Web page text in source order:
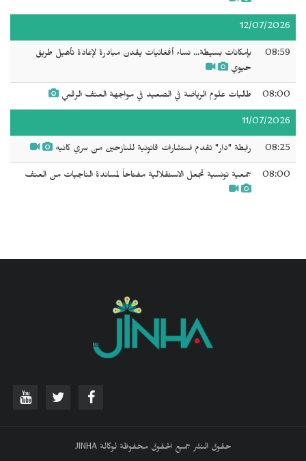
12/07/2026
08:59
بإمكانات بسيطة... نساء أفغانيات يقدن مبادرة لإعادة تأهيل طريق
حيوي
08:00 طالبات علوم الرياضة في الصعيد في مواجهة العنف الرقمي
11/07/2026
08:25 رابطة "دار" تقدم استشارات قانونية للنازحين من سري كانيه
08:00 جمعية تونسية تجعل الاستقلالية مفتاحاً لمساندة الناجيات من العنف
حقوق النشر جميع الحقوق محفوظة لوكالة JINHA